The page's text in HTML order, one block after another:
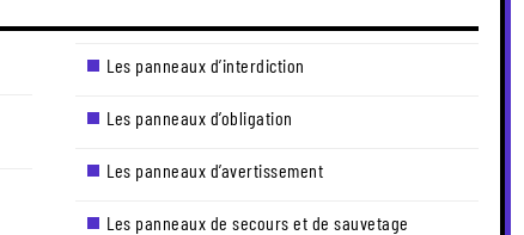
Les panneaux d’interdiction
Les panneaux d’obligation
Les panneaux d’avertissement
Les panneaux de secours et de sauvetage